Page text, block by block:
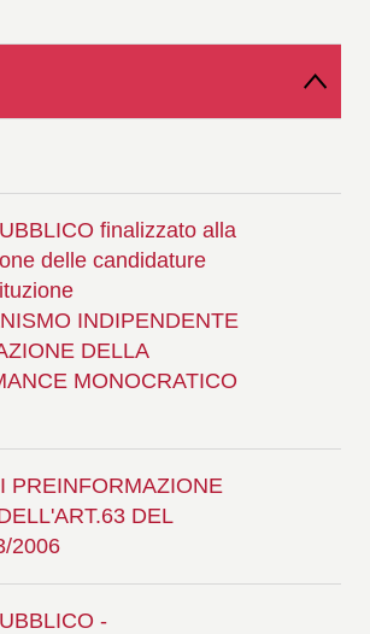
finalizzato alla
delle candidature
INDIPENDENTE
DELLA
MONOCRATICO
PREINFORMAZIONE
DEL
2006
-